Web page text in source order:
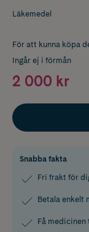
Läkemedel
För att kunna köpa
Ingår ej i förmån
2 000 kr
Snabba fakta
Fri frakt för
Betala enkelt
Få